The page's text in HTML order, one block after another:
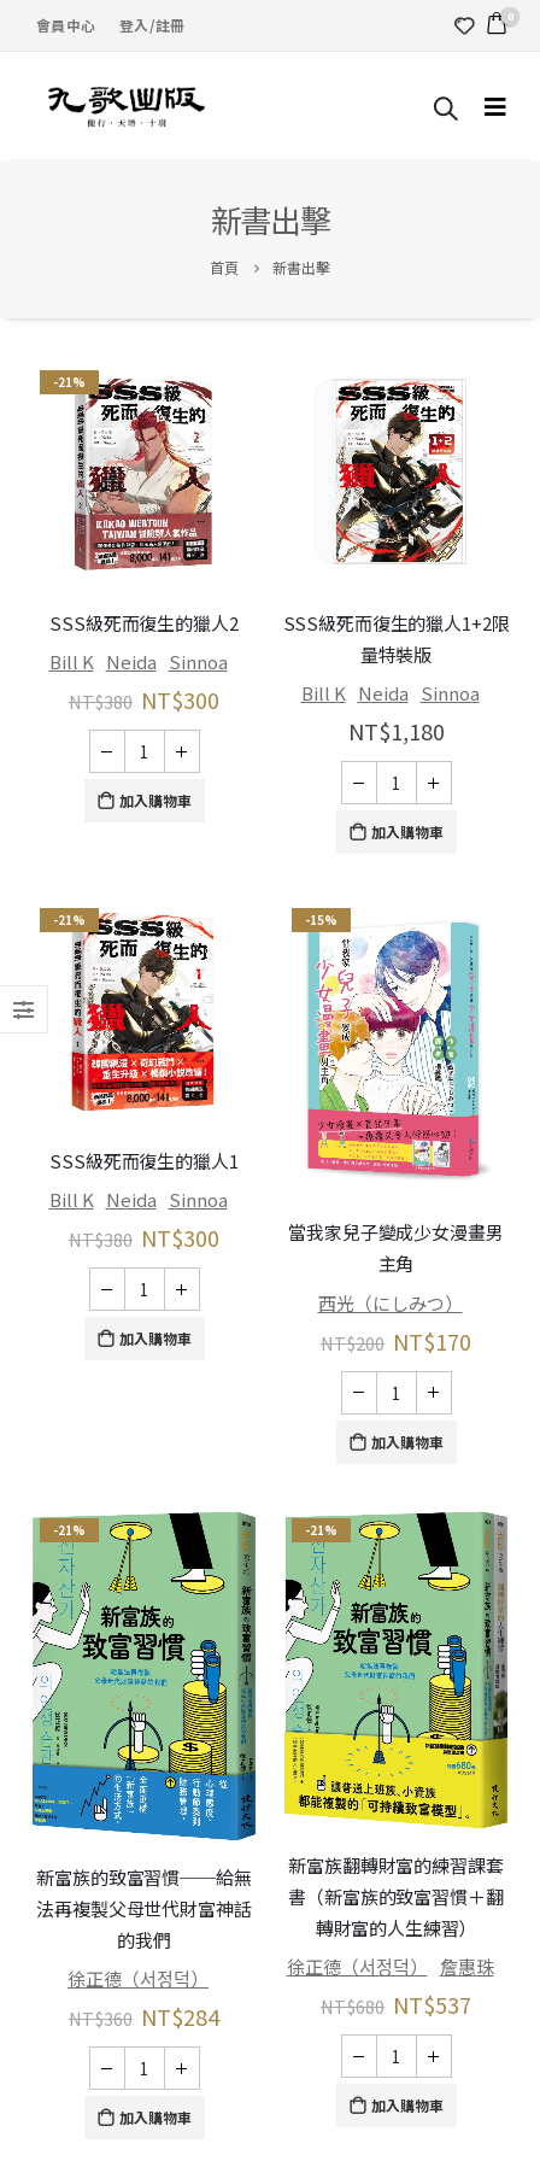
會員中心 登入/註冊 0
新書出擊
首頁 新書出擊
-21%
SSS級死而復生的獵人2
Bill K Neida Sinnoa
NT$380 NT$300
加入購物車
SSS級死而復生的獵人1+2限
量特裝版
Bill K Neida Sinnoa
NT$1,180
加入購物車
-21%
SSS級死而復生的獵人1
Bill K Neida Sinnoa
NT$380 NT$300
加入購物車
-15%
當我家兒子變成少女漫畫男
主角
西光（にしみつ）
NT$200 NT$170
加入購物車
-21%
新富族的致富習慣──給無
法再複製父母世代財富神話
的我們
徐正德（서정덕）
NT$360 NT$284
加入購物車
-21%
新富族翻轉財富的練習課套
書（新富族的致富習慣＋翻
轉財富的人生練習）
徐正德（서정덕）
詹惠珠
NT$680 NT$537
加入購物車